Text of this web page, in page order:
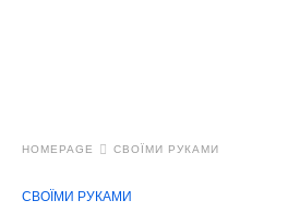
HOMEPAGE СВОЇМИ РУКАМИ
СВОЇМИ РУКАМИ